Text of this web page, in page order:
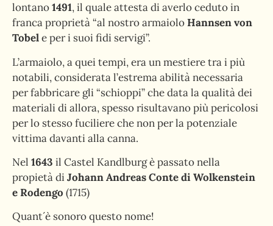
lontano1491, il quale attesta di averlo ceduto in
franca proprietà “al nostro armaioloHannsen von
Tobele per i suoi fidi servigi”.
L’armaiolo, a quei tempi, era un mestiere tra i più
notabili, considerata l’estrema abilità necessaria
per fabbricare gli “schioppi” che data la qualità dei
materiali di allora, spesso risultavano più pericolosi
per lo stesso fuciliere che non per la potenziale
vittima davanti alla canna.
Nel 1643 il Castel Kandlburg è passato nella
propietà diJohann Andreas Conte di Wolkenstein
e Rodengo (1715)
Quant´è sonoro questo nome!